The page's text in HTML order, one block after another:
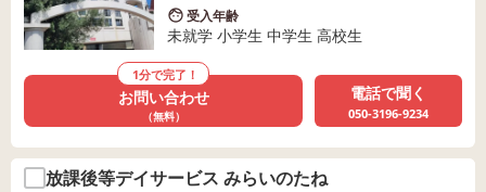
受入年齢
未就学 小学生 中学生 高校生
1分で完了！
お問い合わせ
（無料）
電話で聞く
050-3196-9234
放課後等デイサービス みらいのたね